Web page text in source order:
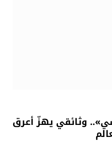
وثائقي يهزّ أعرق